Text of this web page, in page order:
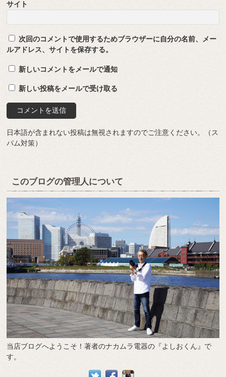
サイト
次回のコメントで使用するためブラウザーに自分の名前、メー
ルアドレス、サイトを保存する。
新しいコメントをメールで通知
新しい投稿をメールで受け取る
日本語が含まれない投稿は無視されますのでご注意ください。（ス
パム対策）
このブログの管理人について
当店ブログへようこそ！著者のナカムラ電器の『よしおくん』で
す。